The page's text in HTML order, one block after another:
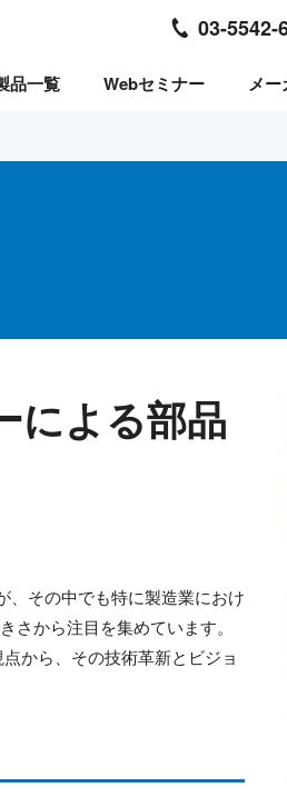
品一覧 Webセミナー メー
03-5542-
による部品
、その中でも特に製造業におけ
さから注目を集めています。
から、その技術革新とビジョ